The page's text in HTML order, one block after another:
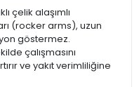
çelik alaşımlı
(rocker arms), uzun
göstermez.
çalışmasını
ve yakıt verimliliğine